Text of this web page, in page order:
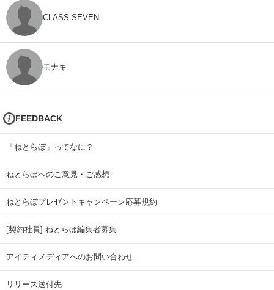
CLASS SEVEN
モナキ
FEEDBACK
「ねとらぼ」ってなに？
ねとらぼへのご意見・ご感想
ねとらぼプレゼントキャンペーン応募規約
[契約社員] ねとらぼ編集者募集
アイティメディアへのお問い合わせ
リリース送付先